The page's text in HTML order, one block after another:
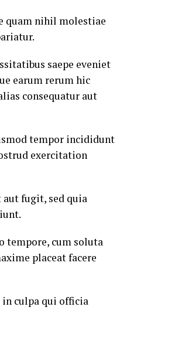
quam nihil molestiae
saepe eveniet
earum rerum hic
consequatur aut
tempor incididunt
exercitation
fugit, sed quia
tempore, cum soluta
placeat facere
in culpa qui officia